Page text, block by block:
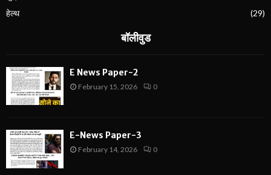
हेल्थ
(29)
बॉलीवुड
E News Paper-2
February 15, 2026 0
E-News Paper-3
February 14, 2026 0